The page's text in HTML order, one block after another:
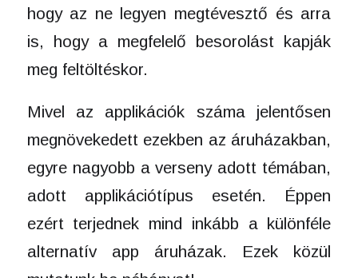
hogy az ne legyen megtévesztő és arra
is, hogy a megfelelő besorolást kapják
meg feltöltéskor.
Mivel az applikációk száma jelentősen
megnövekedett ezekben az áruházakban,
egyre nagyobb a verseny adott témában,
adott applikációtípus esetén. Éppen
ezért terjednek mind inkább a különféle
alternatív app áruházak. Ezek közül